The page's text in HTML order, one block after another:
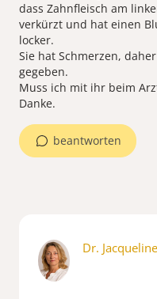
dass Zahnfleisch am
verkürzt und hat einen
locker.
Sie hat Schmerzen,
gegeben.
Muss ich mit ihr beim
Danke.
beantworten
Dr.